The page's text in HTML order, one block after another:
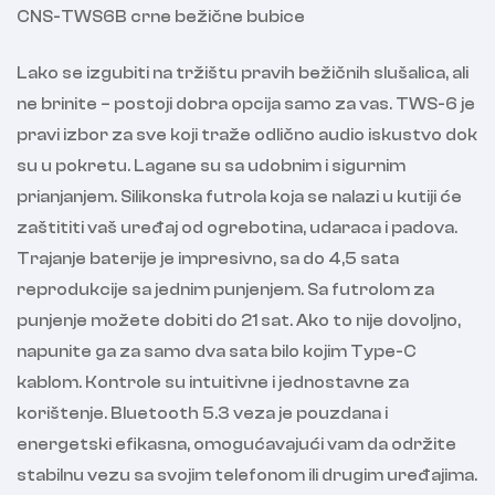
CNS-TWS6B crne bežične bubice
Lako se izgubiti na tržištu pravih bežičnih slušalica, ali
ne brinite – postoji dobra opcija samo za vas. TWS-6 je
pravi izbor za sve koji traže odlično audio iskustvo dok
su u pokretu. Lagane su sa udobnim i sigurnim
prianjanjem. Silikonska futrola koja se nalazi u kutiji će
zaštititi vaš uređaj od ogrebotina, udaraca i padova.
Trajanje baterije je impresivno, sa do 4,5 sata
reprodukcije sa jednim punjenjem. Sa futrolom za
punjenje možete dobiti do 21 sat. Ako to nije dovoljno,
napunite ga za samo dva sata bilo kojim Type-C
kablom. Kontrole su intuitivne i jednostavne za
korištenje. Bluetooth 5.3 veza je pouzdana i
energetski efikasna, omogućavajući vam da održite
stabilnu vezu sa svojim telefonom ili drugim uređajima.